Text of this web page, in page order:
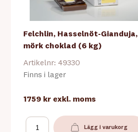
Felchlin, Hasselnöt-Gianduja,
mörk choklad (6 kg)
Artikelnr: 49330
Finns i lager
1759 kr exkl. moms
Lägg i varukorg